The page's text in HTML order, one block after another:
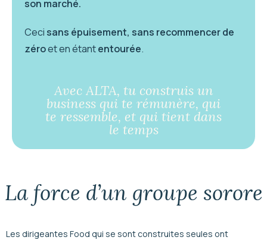
son marché.
Ceci sans épuisement, sans recommencer de
zéroet en étantentourée.
Avec ALTA, tu construis un
business qui te rémunère, qui
te ressemble, et qui tient dans
le temps
La force d’un groupe sorore
Les dirigeantes Food qui se sont construites seules ont